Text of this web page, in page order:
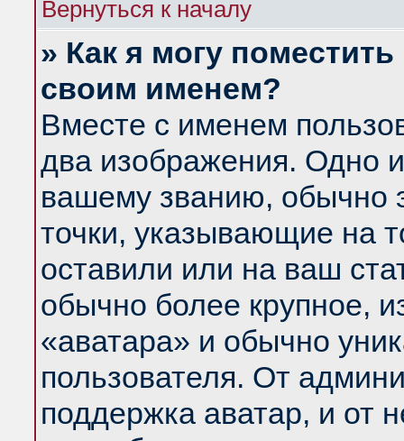
Вернуться к началу
» Как я могу
своим именем?
Вместе с именем
два изображения. Одно
вашему званию, обычно
точки, указывающие на
оставили или на ваш
обычно более крупное,
«аватара» и обычно
пользователя. От
поддержка аватар, и от